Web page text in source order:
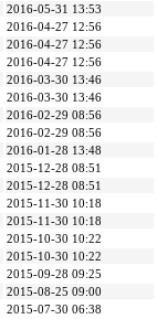
2016-05-31 13:53
2016-04-27 12:56
2016-04-27 12:56
2016-04-27 12:56
2016-03-30 13:46
2016-03-30 13:46
2016-02-29 08:56
2016-02-29 08:56
2016-01-28 13:48
2015-12-28 08:51
2015-12-28 08:51
2015-11-30 10:18
2015-11-30 10:18
2015-10-30 10:22
2015-10-30 10:22
2015-09-28 09:25
2015-08-25 09:00
2015-07-30 06:38